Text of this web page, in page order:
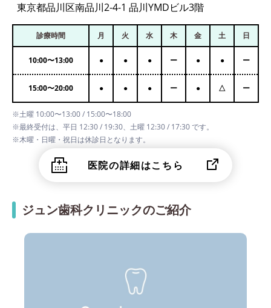
東京都品川区南品川2-4-1 品川YMDビル3階
診療時間 月 火 水 木 金 土 日
10:00〜13:00 ● ● ● ー ● ● ー
15:00〜20:00 ● ● ● ー ● △ ー
※土曜 10:00〜13:00 / 15:00〜18:00
※最終受付は、平日 12:30 / 19:30、土曜 12:30 / 17:30 です。
※木曜・日曜・祝日は休診日となります。
医院の詳細はこちら
ジュン歯科クリニックのご紹介